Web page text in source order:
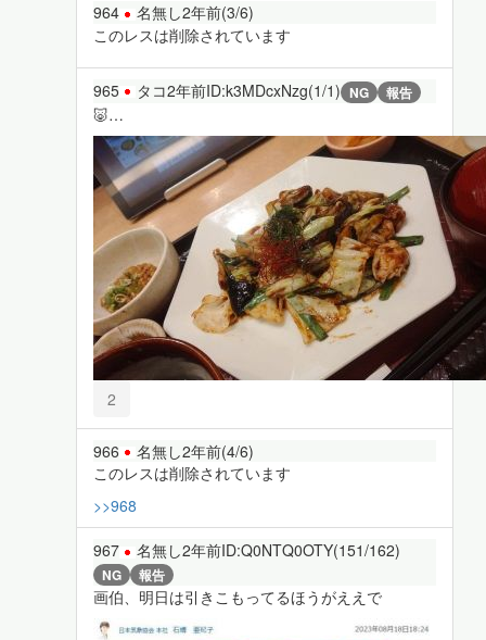
964 名無し2年前(3/6)
このレスは削除されています
965 タコ2年前ID:k3MDcxNzg(1/1) NG 報告
🐷…
2
966 名無し2年前(4/6)
このレスは削除されています
>>968
967 名無し2年前ID:Q0NTQ0OTY(151/162)
NG 報告
画伯、明日は引きこもってるほうがええで